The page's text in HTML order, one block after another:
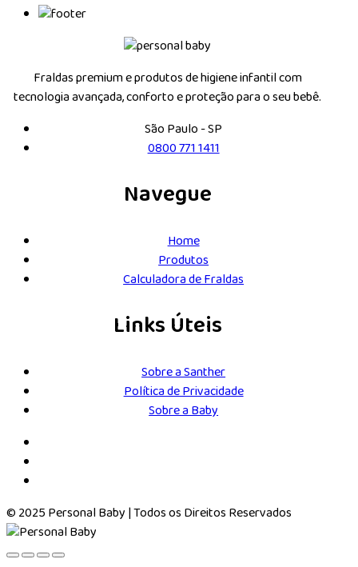
Fraldas premium e produtos de higiene infantil com
tecnologia avançada, conforto e proteção para o seu bebê.
São Paulo - SP
0800 771 1411
Navegue
Home
Produtos
Calculadora de Fraldas
Links Úteis
Sobre a Santher
Política de Privacidade
Sobre a Baby
© 2025 Personal Baby | Todos os Direitos Reservados